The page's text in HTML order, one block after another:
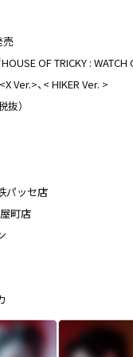
売
OF TRICKY : WATCH
Ver.>、< HIKER Ver. >
抜）
パッセ店
町店